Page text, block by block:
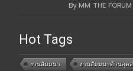
By MM THE
Hot Tags
งานสัมมนา งานสัมมนาด้านอุต